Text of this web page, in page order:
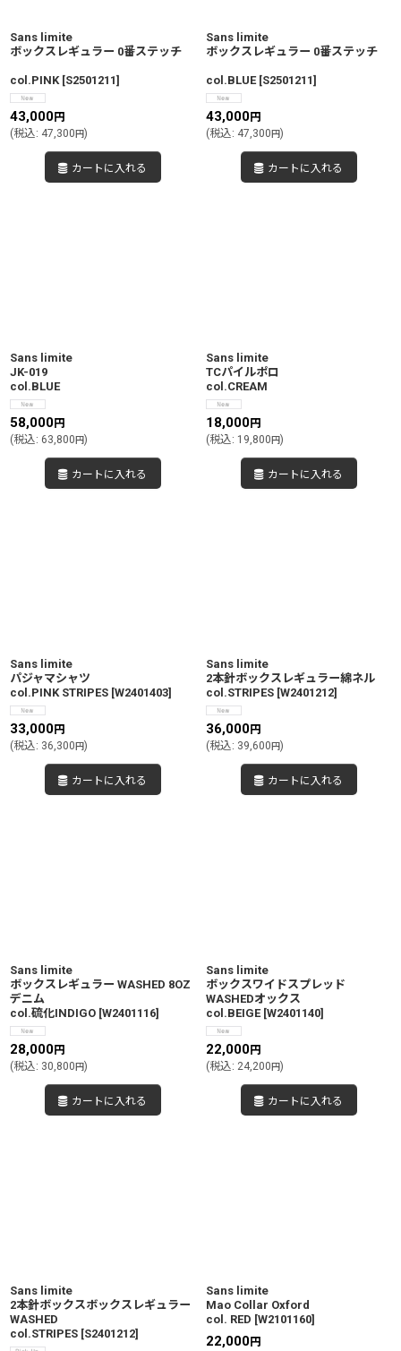
Sans limite
ボックスレギュラー 0番ステッチ
col.PINK [S2501211]
43,000円
(税込: 47,300円)
カートに入れる
Sans limite
ボックスレギュラー 0番ステッチ
col.BLUE [S2501211]
43,000円
(税込: 47,300円)
カートに入れる
Sans limite
JK-019
col.BLUE
58,000円
(税込: 63,800円)
カートに入れる
Sans limite
TCパイルポロ
col.CREAM
18,000円
(税込: 19,800円)
カートに入れる
Sans limite
パジャマシャツ
col.PINK STRIPES [W2401403]
33,000円
(税込: 36,300円)
カートに入れる
Sans limite
2本針ボックスレギュラー綿ネル
col.STRIPES [W2401212]
36,000円
(税込: 39,600円)
カートに入れる
Sans limite
ボックスレギュラー WASHED 8OZ
デニム
col.硫化INDIGO [W2401116]
28,000円
(税込: 30,800円)
カートに入れる
Sans limite
ボックスワイドスプレッド
WASHEDオックス
col.BEIGE [W2401140]
22,000円
(税込: 24,200円)
カートに入れる
Sans limite
2本針ボックスボックスレギュラー
WASHED
col.STRIPES [S2401212]
Sans limite
Mao Collar Oxford
col. RED [W2101160]
22,000円